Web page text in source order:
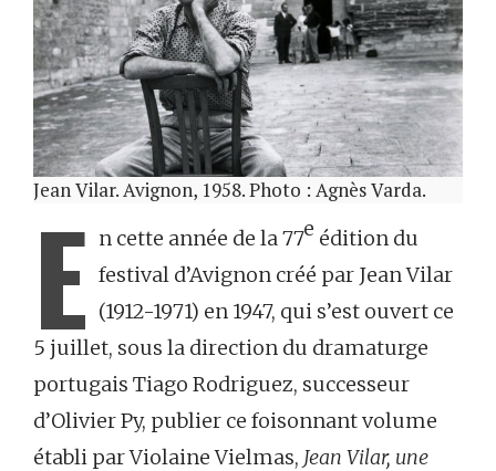
Jean Vilar. Avignon, 1958. Photo : Agnès Varda.
E n cette année de la 77e édition du
festival d’Avignon créé par Jean Vilar
(1912-1971) en 1947, qui s’est ouvert ce
5 juillet, sous la direction du dramaturge
portugais Tiago Rodriguez, successeur
d’Olivier Py, publier ce foisonnant volume
établi par Violaine Vielmas, Jean Vilar, une